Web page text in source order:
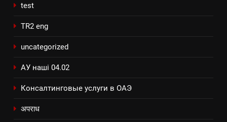
test
TR2 eng
uncategorized
АУ наші 04.02
Консалтинговые услуги в ОАЭ
अपराध